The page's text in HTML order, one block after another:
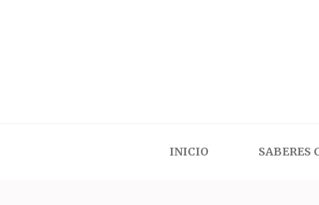
INICIO SABERES